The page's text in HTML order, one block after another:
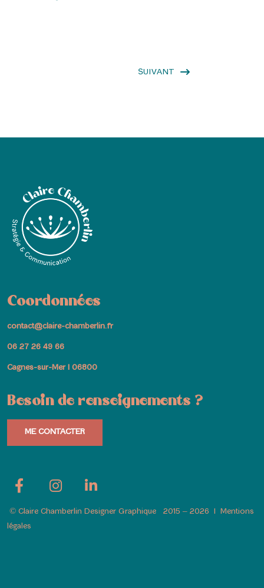
SUIVANT
Coordonnées
contact@claire-chamberlin.fr
06 27 26 49 66
Cagnes-sur-Mer I 06800
Besoin de renseignements ?
ME CONTACTER
© Claire Chamberlin Designer Graphique 2015 – 2026 I Mentions
légales